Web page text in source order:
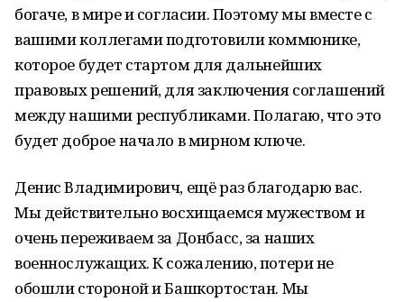
богаче, в мире и согласии. Поэтому мы вместе с
вашими коллегами подготовили коммюнике,
которое будет стартом для дальнейших
правовых решений, для заключения соглашений
между нашими республиками. Полагаю, что это
будет доброе начало в мирном ключе.
Денис Владимирович, ещё раз благодарю вас.
Мы действительно восхищаемся мужеством и
очень переживаем за Донбасс, за наших
военнослужащих. К сожалению, потери не
обошли стороной и Башкортостан. Мы